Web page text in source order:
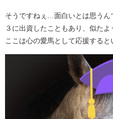
そうですねぇ…面白いとは思うん
３に出資したこともあり、似た
ここは心の愛馬として応援すると